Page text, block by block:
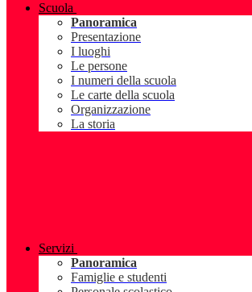
Scuola
Panoramica
Presentazione
I luoghi
Le persone
I numeri della scuola
Le carte della scuola
Organizzazione
La storia
Servizi
Panoramica
Famiglie e studenti